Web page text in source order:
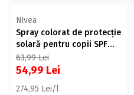
Nivea
Spray colorat de protecție
solară pentru copii SPF
50+ Protect & Care 200ml
63,99Lei
54,99 Lei
274,95 Lei/l